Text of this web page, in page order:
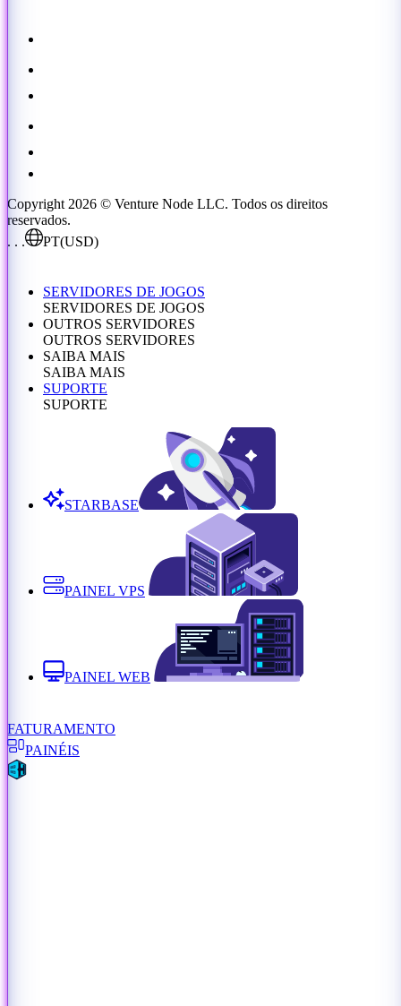
Copyright 2026 © Venture Node LLC. Todos os direitos
reservados.
. . .
PT(USD)
SERVIDORES DE JOGOS
SERVIDORES DE JOGOS
OUTROS SERVIDORES
OUTROS SERVIDORES
SAIBA MAIS
SAIBA MAIS
SUPORTE
SUPORTE
STARBASE
PAINEL VPS
PAINEL WEB
FATURAMENTO
PAINÉIS